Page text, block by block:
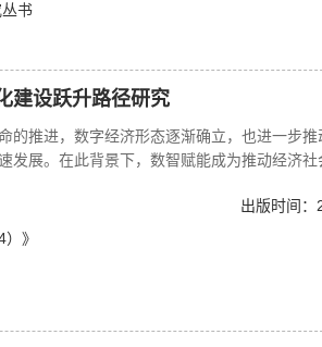
书
建设跃升路径研究
的推进，数字经济形态逐渐确立，也进一步
发展。在此背景下，数智赋能成为推动经济社
机制，即信息化建设作为工业经济到数字经济
能的驱动下展现出新的发展方向。推动信息
在数智赋能信息化建设发展大趋势下，还必
各方面平衡推进，进而促进新质生产力的快
出版时间：
》